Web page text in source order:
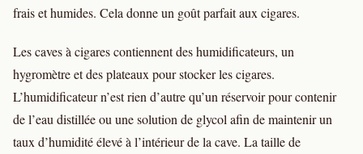
frais et humides. Cela donne un goût parfait aux cigares.
Les caves à cigares contiennent des humidificateurs, un
hygromètre et des plateaux pour stocker les cigares.
L’humidificateur n’est rien d’autre qu’un réservoir pour contenir
de l’eau distillée ou une solution de glycol afin de maintenir un
taux d’humidité élevé à l’intérieur de la cave. La taille de